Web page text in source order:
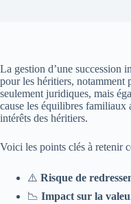
La gestion d’une succession
pour les héritiers, notamment
seulement juridiques, mais
cause les équilibres familiaux
intérêts des héritiers.
Voici les points clés à retenir
⚠️ Risque de
📉 Impact sur la